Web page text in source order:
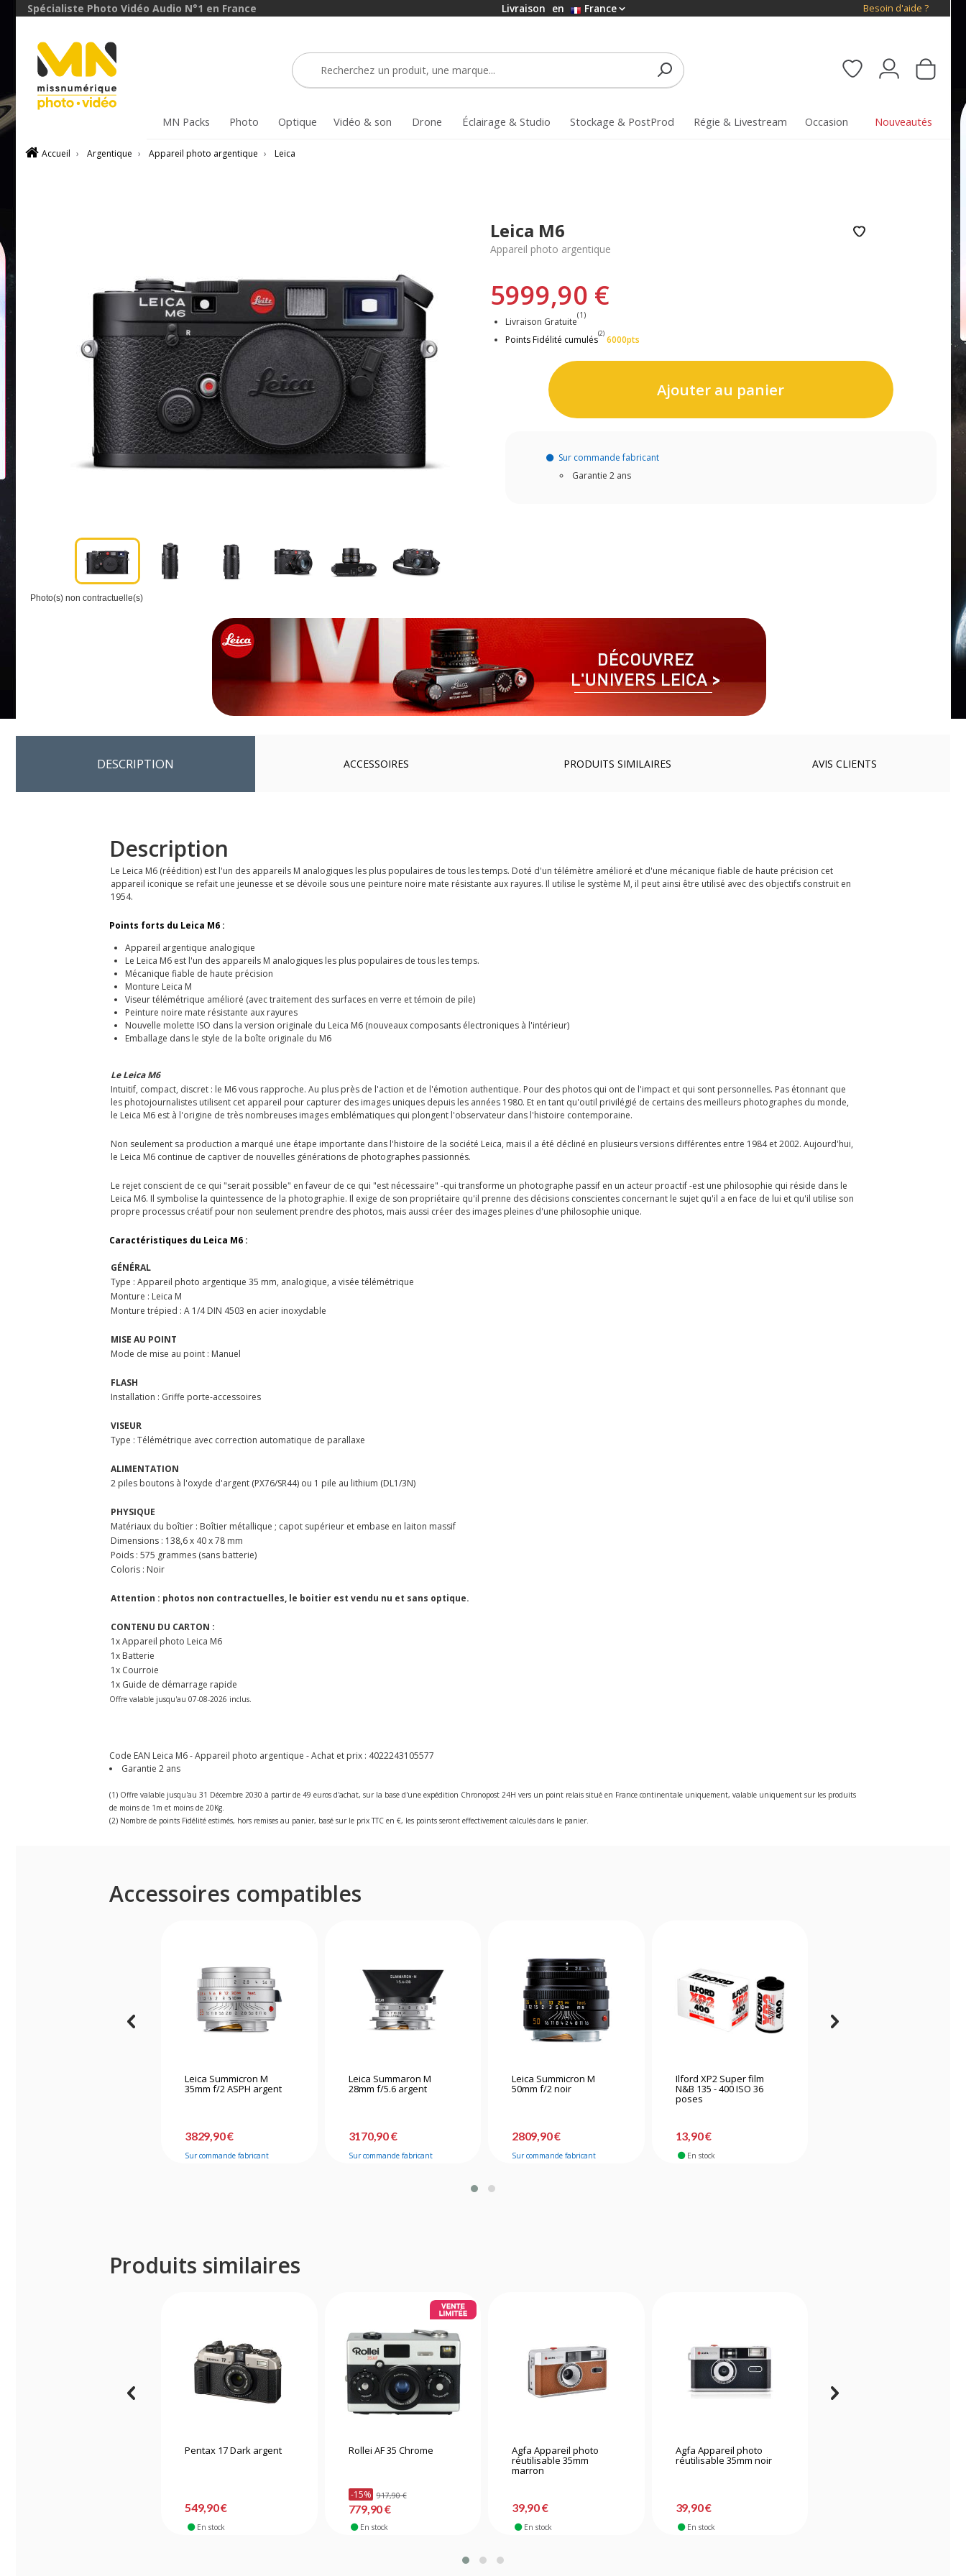
Spécialiste Photo Vidéo Audio N°1 en France Livraison en France Besoin d'aide ?
MN Packs Photo Optique Vidéo & son Drone Éclairage & Studio Stockage & PostProd Régie & Livestream Occasion Nouveautés
Accueil › Argentique › Appareil photo argentique › Leica
Photo(s) non contractuelle(s)
Leica M6
Appareil photo argentique
5999,90 €
Livraison Gratuite
(1)
Points Fidélité cumulés
(2)
6000pts
Ajouter au panier
Sur commande fabricant
Garantie 2 ans
DESCRIPTION ACCESSOIRES PRODUITS SIMILAIRES AVIS CLIENTS
Description
Le Leica M6 (réédition) est l'un des appareils M analogiques les plus populaires de tous les temps. Doté d'un télémètre amélioré et d'une mécanique fiable de haute précision cet
appareil iconique se refait une jeunesse et se dévoile sous une peinture noire mate résistante aux rayures. Il utilise le système M, il peut ainsi être utilisé avec des objectifs construit en
1954.
Points forts du Leica M6 :
Appareil argentique analogique
Le Leica M6 est l'un des appareils M analogiques les plus populaires de tous les temps.
Mécanique fiable de haute précision
Monture Leica M
Viseur télémétrique amélioré (avec traitement des surfaces en verre et témoin de pile)
Peinture noire mate résistante aux rayures
Nouvelle molette ISO dans la version originale du Leica M6 (nouveaux composants électroniques à l'intérieur)
Emballage dans le style de la boîte originale du M6
Le Leica M6
Intuitif, compact, discret : le M6 vous rapproche. Au plus près de l'action et de l'émotion authentique. Pour des photos qui ont de l'impact et qui sont personnelles. Pas étonnant que
les photojournalistes utilisent cet appareil pour capturer des images uniques depuis les années 1980. Et en tant qu'outil privilégié de certains des meilleurs photographes du monde,
le Leica M6 est à l'origine de très nombreuses images emblématiques qui plongent l'observateur dans l'histoire contemporaine.
Non seulement sa production a marqué une étape importante dans l'histoire de la société Leica, mais il a été décliné en plusieurs versions différentes entre 1984 et 2002. Aujourd'hui,
le Leica M6 continue de captiver de nouvelles générations de photographes passionnés.
Le rejet conscient de ce qui "serait possible" en faveur de ce qui "est nécessaire" -qui transforme un photographe passif en un acteur proactif -est une philosophie qui réside dans le
Leica M6. Il symbolise la quintessence de la photographie. Il exige de son propriétaire qu'il prenne des décisions conscientes concernant le sujet qu'il a en face de lui et qu'il utilise son
propre processus créatif pour non seulement prendre des photos, mais aussi créer des images pleines d'une philosophie unique.
Caractéristiques du Leica M6 :
GÉNÉRAL
Type : Appareil photo argentique 35 mm, analogique, a visée télémétrique
Monture : Leica M
Monture trépied : A 1/4 DIN 4503 en acier inoxydable
MISE AU POINT
Mode de mise au point : Manuel
FLASH
Installation : Griffe porte-accessoires
VISEUR
Type : Télémétrique avec correction automatique de parallaxe
ALIMENTATION
2 piles boutons à l'oxyde d'argent (PX76/SR44) ou 1 pile au lithium (DL1/3N)
PHYSIQUE
Matériaux du boîtier : Boîtier métallique ; capot supérieur et embase en laiton massif
Dimensions : 138,6 x 40 x 78 mm
Poids : 575 grammes (sans batterie)
Coloris : Noir
Attention : photos non contractuelles, le boitier est vendu nu et sans optique.
CONTENU DU CARTON :
1x Appareil photo Leica M6
1x Batterie
1x Courroie
1x Guide de démarrage rapide
Offre valable jusqu'au 07-08-2026 inclus.
Code EAN Leica M6 - Appareil photo argentique - Achat et prix : 4022243105577
Garantie 2 ans
(1) Offre valable jusqu'au 31 Décembre 2030 à partir de 49 euros d'achat, sur la base d'une expédition Chronopost 24H vers un point relais situé en France continentale uniquement, valable uniquement sur les produits
de moins de 1m et moins de 20Kg.
(2) Nombre de points Fidélité estimés, hors remises au panier, basé sur le prix TTC en €, les points seront effectivement calculés dans le panier.
Accessoires compatibles
Leica Summicron M
35mm f/2 ASPH argent
3829,90 €
Sur commande fabricant
Leica Summaron M
28mm f/5.6 argent
3170,90 €
Sur commande fabricant
Leica Summicron M
50mm f/2 noir
2809,90 €
Sur commande fabricant
Ilford XP2 Super film
N&B 135 - 400 ISO 36
poses
13,90 €
En stock
Produits similaires
Pentax 17 Dark argent
549,90 €
En stock
Rollei AF 35 Chrome
-15% 917,90 €
779,90 €
En stock
Agfa Appareil photo
réutilisable 35mm
marron
39,90 €
En stock
Agfa Appareil photo
réutilisable 35mm noir
39,90 €
En stock